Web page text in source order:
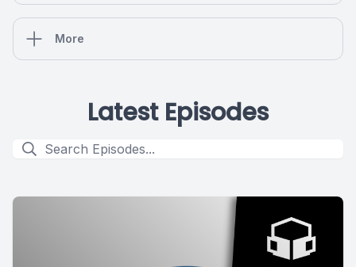
More
Latest Episodes